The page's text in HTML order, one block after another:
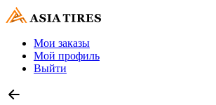
Мои заказы
Мой профиль
Выйти